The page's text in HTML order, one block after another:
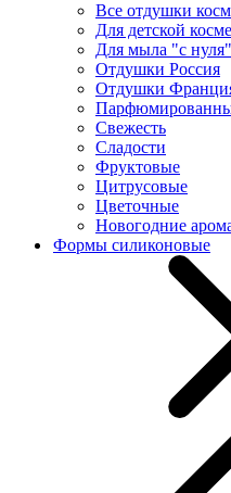
Все отдушки
Для детской
Для мыла "с нуля"
Отдушки Россия
Отдушки
Свежесть
Сладости
Фруктовые
Цитрусовые
Цветочные
Новогодние
Формы силиконовые